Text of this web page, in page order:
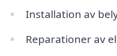
Installation av
Reparationer av